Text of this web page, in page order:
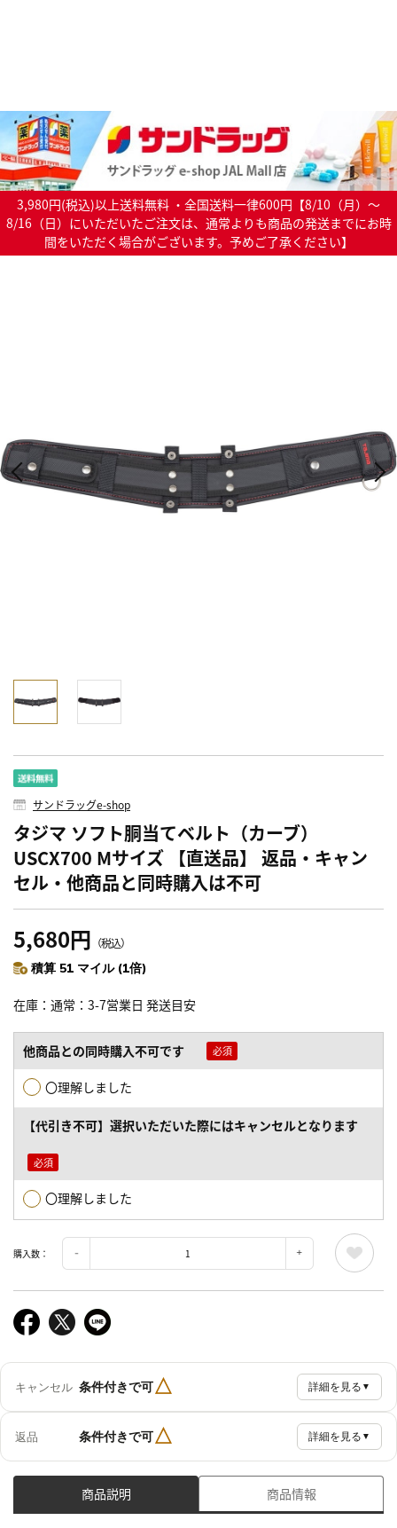
3,980円(税込)以上送料無料 ・全国送料一律600円【8/10（月）～
8/16（日）にいただいたご注文は、通常よりも商品の発送までにお時
間をいただく場合がございます。予めご了承ください】
サンドラッグe-shop
タジマ ソフト胴当てベルト（カーブ）
USCX700 Mサイズ 【直送品】 返品・キャン
セル・他商品と同時購入は不可
5,680円 （税込）
積算 51 マイル (1倍)
在庫 通常：3-7営業日 発送目安
他商品との同時購入不可です
〇理解しました
【代引き不可】選択いただいた際にはキャンセルとなります
〇理解しました
購入数：
キャンセル 条件付きで可△ 詳細を見る ▼
返品 条件付きで可△ 詳細を見る ▼
商品説明 商品情報